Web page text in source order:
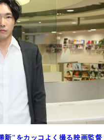
新"をカッコよく撮る映画監督